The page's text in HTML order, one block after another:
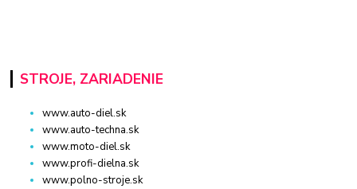
STROJE, ZARIADENIE
www.auto-diel.sk
www.auto-techna.sk
www.moto-diel.sk
www.profi-dielna.sk
www.polno-stroje.sk